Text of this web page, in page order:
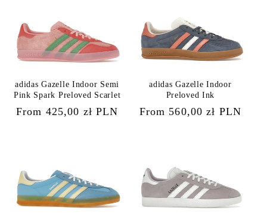
adidas Gazelle Indoor Semi
Pink Spark Preloved Scarlet
Regular
From 425,00 zł PLN
adidas Gazelle Indoor
Preloved Ink
Regular
From 560,00 zł PLN